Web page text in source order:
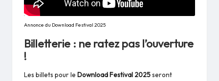
Annonce du Download Festival 2025
Billetterie : ne ratez pas l’ouverture
!
Les billets pour le Download Festival 2025seront